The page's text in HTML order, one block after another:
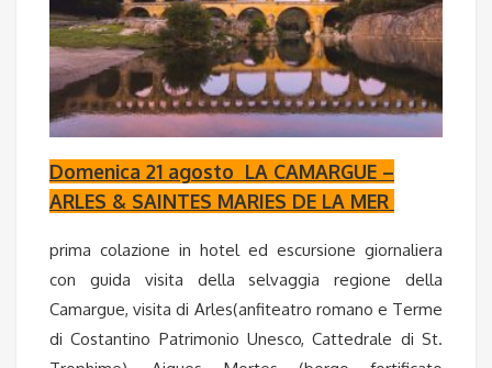
Domenica 21 agosto LA CAMARGUE –
ARLES & SAINTES MARIES DE LA MER
prima colazione in hotel ed escursione giornaliera
con guida visita della selvaggia regione della
Camargue, visita di Arles(anfiteatro romano e Terme
di Costantino Patrimonio Unesco, Cattedrale di St.